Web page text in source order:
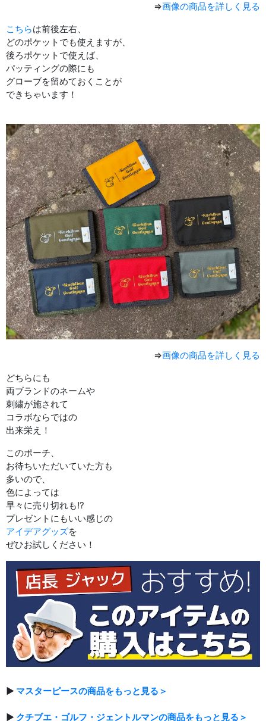
⇒画像の商品を詳しく見る
こちらは前後左右、
どのポケットでも使えますが、
後ろポケットで使えば、
パッティングの際にも
グローブを留めておくことが
できちゃいます！
⇒画像の商品を詳しく見る
どちらにも
両ブランドのネームや
刺繍が施されて
コラボならではの
出来栄え！
このポーチ、
お待ちいただいていた方も
多いので、
色によっては
早々に売り切れも!?
プレゼントにもいい感じの
アイデアグッズを
ぜひお試しください！
▶ マスターピースの商品をもっと見る＞
▶ クチブエ・ゴルフ・ジェントルマンの商品をもっと見る＞